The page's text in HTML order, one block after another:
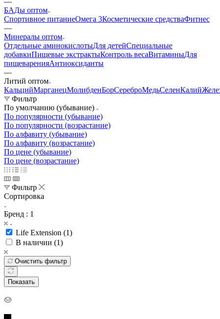
БАДы оптом
Спортивное питаниеОмега 3Косметические средстваФитнес
—
Минералы оптом
Отдельные аминокислотыДля детейСпециальные
добавкиПищевые экстрактыКонтроль весаВитаминыДля
пищеваренияАнтиоксиданты
—
Литий оптом
КальцийМарганецМолибденБорСереброМедьСеленКалий
Фильтр
По умолчанию (убывание)
По популярности (убывание)
По популярности (возрастание)
По алфавиту (убывание)
По алфавиту (возрастание)
По цене (убывание)
По цене (возрастание)
Фильтр
Сортировка
Бренд : 1
Life Extension (1)
В наличии (1)
Очистить фильтр
Показать